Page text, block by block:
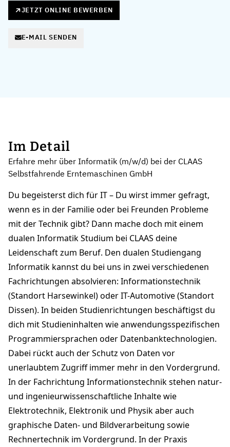
JETZT ONLINE BEWERBEN
E-MAIL SENDEN
Im Detail
Erfahre mehr über Informatik (m/w/d) bei der CLAAS
Selbstfahrende Erntemaschinen GmbH
Du begeisterst dich für IT – Du wirst immer gefragt,
wenn es in der Familie oder bei Freunden Probleme
mit der Technik gibt? Dann mache doch mit einem
dualen Informatik Studium bei CLAAS deine
Leidenschaft zum Beruf. Den dualen Studiengang
Informatik kannst du bei uns in zwei verschiedenen
Fachrichtungen absolvieren: Informationstechnik
(Standort Harsewinkel) oder IT-Automotive (Standort
Dissen). In beiden Studienrichtungen beschäftigst du
dich mit Studieninhalten wie anwendungsspezifischen
Programmiersprachen oder Datenbanktechnologien.
Dabei rückt auch der Schutz von Daten vor
unerlaubtem Zugriff immer mehr in den Vordergrund.
In der Fachrichtung Informationstechnik stehen natur-
und ingenieurwissenschaftliche Inhalte wie
Elektrotechnik, Elektronik und Physik aber auch
graphische Daten- und Bildverarbeitung sowie
Rechnertechnik im Vordergrund. In der Praxis